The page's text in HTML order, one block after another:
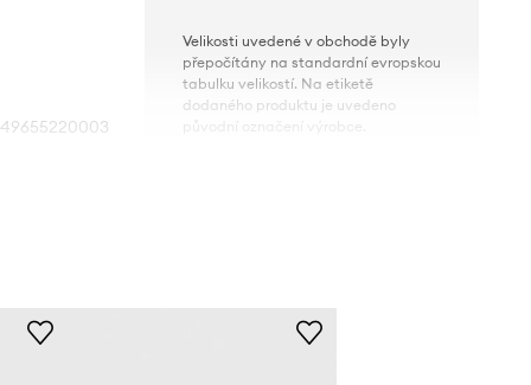
Ralph Lauren
Velikosti uvedené v obchodě byly
přepočítány na standardní evropskou
tabulku velikostí. Na etiketě
dodaného produktu je uvedeno